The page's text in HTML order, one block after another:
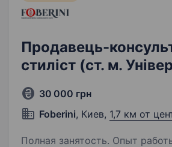
Продавець-
стиліст (ст. м.
30 000 грн
Foberini, Киев, 1,7 км от
Полная занятость. Опыт